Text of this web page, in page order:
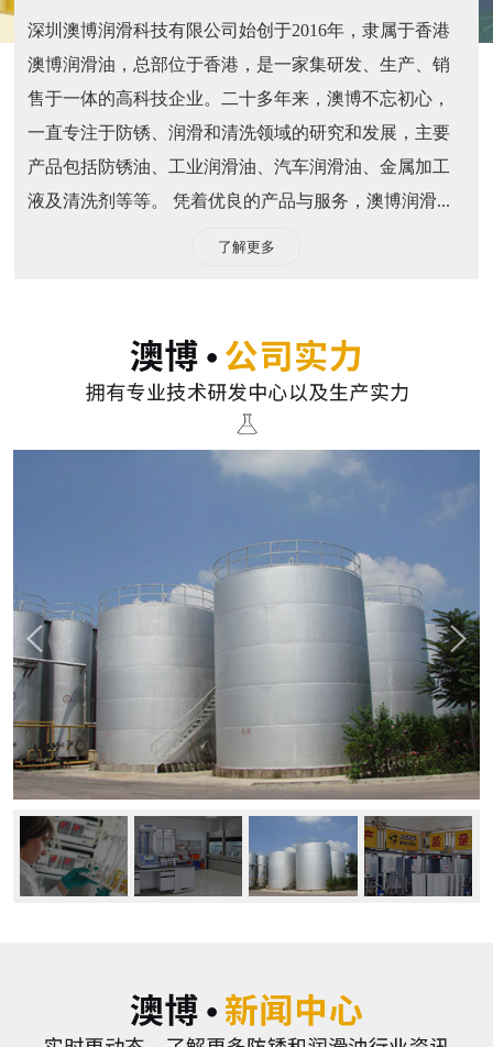
深圳澳博润滑科技有限公司始创于2016年，隶属于香港
澳博润滑油，总部位于香港，是一家集研发、生产、销
售于一体的高科技企业。二十多年来，澳博不忘初心，
一直专注于防锈、润滑和清洗领域的研究和发展，主要
产品包括防锈油、工业润滑油、汽车润滑油、金属加工
液及清洗剂等等。 凭着优良的产品与服务，澳博润滑...
了解更多